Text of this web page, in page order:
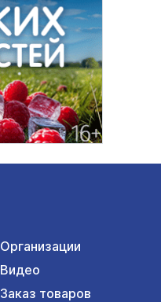
Организации
Видео
Заказ товаров